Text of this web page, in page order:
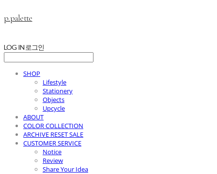
p.palette
LOG IN 로그인
SHOP
Lifestyle
Stationery
Objects
Upcycle
ABOUT
COLOR COLLECTION
ARCHIVE RESET SALE
CUSTOMER SERVICE
Notice
Review
Share Your Idea